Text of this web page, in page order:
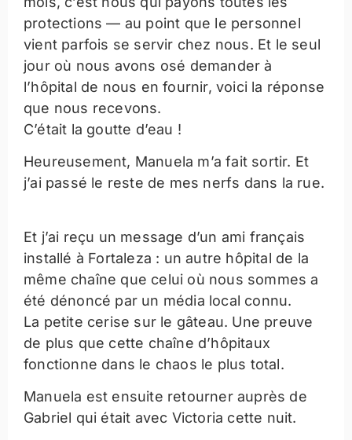
protections — au point que le personnel
vient parfois se servir chez nous. Et le seul
jour où nous avons osé demander à
l’hôpital de nous en fournir, voici la réponse
que nous recevons.
C’était la goutte d’eau !
Heureusement, Manuela m’a fait sortir. Et
j’ai passé le reste de mes nerfs dans la rue.
Et j’ai reçu un message d’un ami français
installé à Fortaleza : un autre hôpital de la
même chaîne que celui où nous sommes a
été dénoncé par un média local connu.
La petite cerise sur le gâteau. Une preuve
de plus que cette chaîne d’hôpitaux
fonctionne dans le chaos le plus total.
Manuela est ensuite retourner auprès de
Gabriel qui était avec Victoria cette nuit.